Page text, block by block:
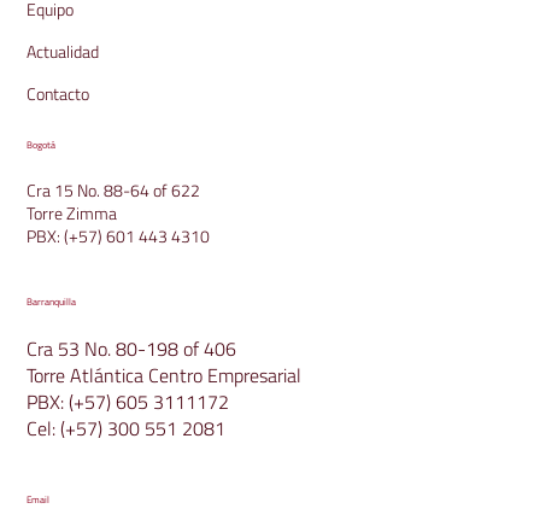
Equipo
Actualidad
Contacto
Bogotá
Cra 15 No. 88-64 of 622
Torre Zimma
PBX:(+57) 601 443 4310
Barranquilla
Cra 53 No. 80-198 of 406
Torre Atlántica Centro Empresarial
PBX:(+57) 605 3111172
Cel:(+57) 300 551 2081
Email